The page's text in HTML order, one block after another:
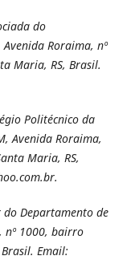
do
Roraima, nº
Maria, RS, Brasil.
Politécnico da
Avenida Roraima,
Maria, RS,
Departamento de
nº 1000, bairro
Email: